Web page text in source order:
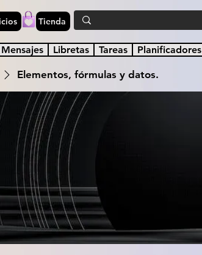
Tienda
Elementos, fórmulas y datos.
Mensajes Libretas Tareas Planificadores